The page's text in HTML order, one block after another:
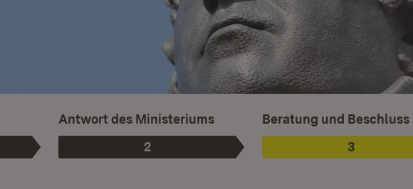
Phase
2
:
Antwort des Ministeriums
Phase
3
:
Ist ausgewählt.
Beratung und Beschluss